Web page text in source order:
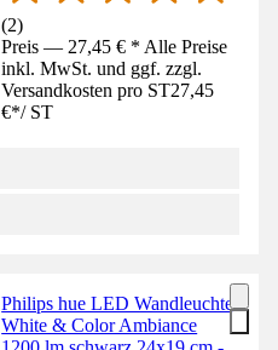
(2)
Preis — 27,45 € * Alle Preise
inkl. MwSt. und ggf. zzgl.
Versandkosten pro ST27,45
€*/ ST
Philips hue LED Wandleuchte
White & Color Ambiance